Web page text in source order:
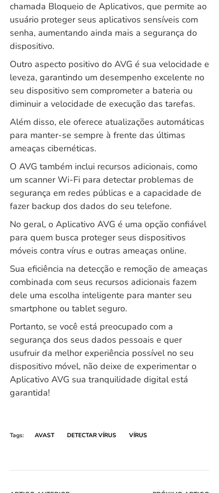
chamada Bloqueio de Aplicativos, que permite ao
usuário proteger seus aplicativos sensíveis com
senha, aumentando ainda mais a segurança do
dispositivo.
Outro aspecto positivo do AVG é sua velocidade e
leveza, garantindo um desempenho excelente no
seu dispositivo sem comprometer a bateria ou
diminuir a velocidade de execução das tarefas.
Além disso, ele oferece atualizações automáticas
para manter-se sempre à frente das últimas
ameaças cibernéticas.
O AVG também inclui recursos adicionais, como
um scanner Wi-Fi para detectar problemas de
segurança em redes públicas e a capacidade de
fazer backup dos dados do seu telefone.
No geral, o Aplicativo AVG é uma opção confiável
para quem busca proteger seus dispositivos
móveis contra vírus e outras ameaças online.
Sua eficiência na detecção e remoção de ameaças
combinada com seus recursos adicionais fazem
dele uma escolha inteligente para manter seu
smartphone ou tablet seguro.
Portanto, se você está preocupado com a
segurança dos seus dados pessoais e quer
usufruir da melhor experiência possível no seu
dispositivo móvel, não deixe de experimentar o
Aplicativo AVG sua tranquilidade digital está
garantida!
Tags: AVAST DETECTAR VÍRUS VÍRUS